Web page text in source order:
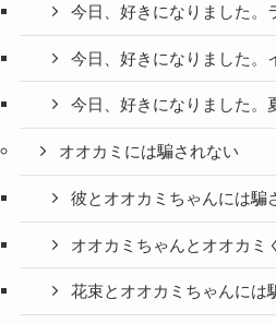
今日、好きになりました。
今日、好きになりました。
今日、好きになりました。
オオカミには騙されない
彼とオオカミちゃんには騙
オオカミちゃんとオオカミ
花束とオオカミちゃんには